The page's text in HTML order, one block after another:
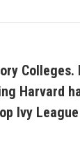
Colleges.
Harvard
Ivy League